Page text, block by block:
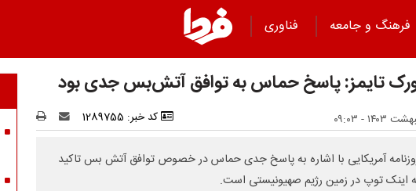
فرهنگ و جامعه فناوری
تایمز: پاسخ حماس به توافق آتش‌بس جدی بود
کد خبر: 1289755
آمریکایی با اشاره به پاسخ جدی حماس در خصوص توافق آتش بس تاکید
اینک توپ در زمین رژیم صهیونیستی است.